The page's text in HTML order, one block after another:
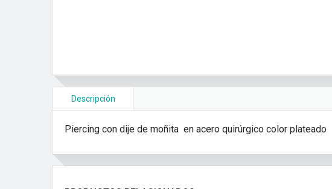
Descripción
Piercing con dije de moñita en acero quirúrgico color plateado